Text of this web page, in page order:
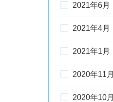
2021年6月
2021年4月
2021年1月
2020年11月
2020年10月